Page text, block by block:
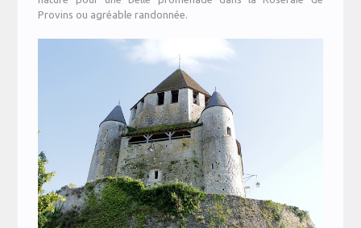
Provins ou agréable randonnée.